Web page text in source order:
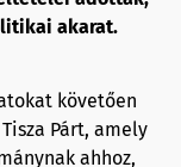
akarat.
követően
Párt, amely
ahhoz,